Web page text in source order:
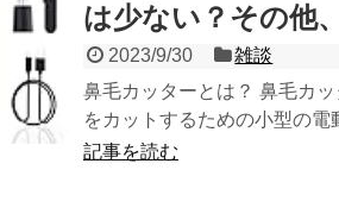
は少ない？その他
2023/9/30
雑談
鼻毛カッターとは？ 鼻毛カ
をカットするための小型の
記事を読む